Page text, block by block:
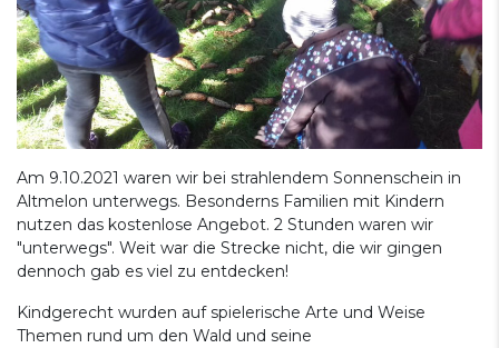
Am 9.10.2021 waren wir bei strahlendem Sonnenschein in
Altmelon unterwegs. Besonderns Familien mit Kindern
nutzen das kostenlose Angebot. 2 Stunden waren wir
"unterwegs". Weit war die Strecke nicht, die wir gingen
dennoch gab es viel zu entdecken!
Kindgerecht wurden auf spielerische Arte und Weise
Themen rund um den Wald und seine